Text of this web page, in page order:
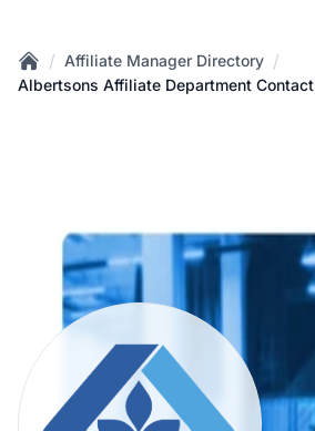
Home
/ Affiliate Manager Directory /
Albertsons Affiliate Department Contact